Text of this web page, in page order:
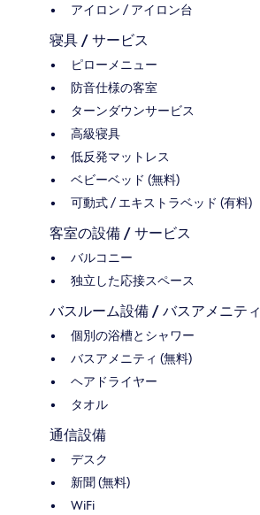
アイロン / アイロン台
寝具 / サービス
ピローメニュー
防音仕様の客室
ターンダウンサービス
高級寝具
低反発マットレス
ベビーベッド (無料)
可動式 / エキストラベッド (有料)
客室の設備 / サービス
バルコニー
独立した応接スペース
バスルーム設備 / バスアメニティ
個別の浴槽とシャワー
バスアメニティ (無料)
ヘアドライヤー
タオル
通信設備
デスク
新聞 (無料)
WiFi